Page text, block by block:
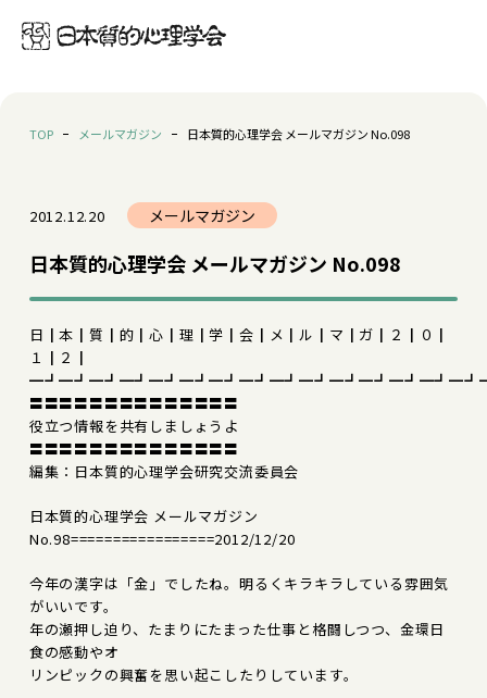
TOP メールマガジン 日本質的心理学会 メールマガジン No.098
2012.12.20 メールマガジン
日本質的心理学会 メールマガジン No.098
日┃本┃質┃的┃心┃理┃学┃会┃メ┃ル┃マ┃ガ┃２┃０┃
１┃２┃
〓〓〓〓〓〓〓〓〓〓〓〓〓〓
役立つ情報を共有しましょうよ
〓〓〓〓〓〓〓〓〓〓〓〓〓〓
編集：日本質的心理学会研究交流委員会
日本質的心理学会 メールマガジン
No.98=================2012/12/20
今年の漢字は「金」でしたね。明るくキラキラしている雰囲気
がいいです。
年の瀬押し迫り、たまりにたまった仕事と格闘しつつ、金環日
食の感動やオ
リンピックの興奮を思い起こしたりしています。